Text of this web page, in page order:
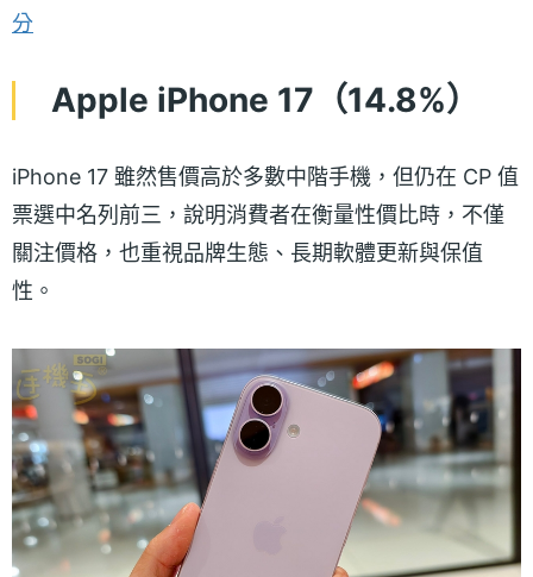
分
Apple iPhone 17（14.8%）
iPhone 17 雖然售價高於多數中階手機，但仍在 CP 值
票選中名列前三，說明消費者在衡量性價比時，不僅
關注價格，也重視品牌生態、長期軟體更新與保值
性。